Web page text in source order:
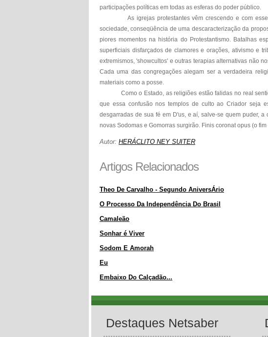
participações políticas em todas as esferas do poder público.
As igrejas protestantes vêm crescendo e com
sociedade, conseqüência de uma descaracterização da
piores momentos na história do Protestantismo. Batalhas
superficiais disfarçados de clamores e orações, ativismo e
extremismos, 'showcultos' e outras terapias alternativas não
Cada uma das congregações alegam ser a verdadeira
materiais como a posse.
Como o Estado, as religiões estão falidas no real
que essa confusão nos templos de culto ao Criador seja
desgarradas de sua fé em D'us, e aí, salve-se quem puder,
novas Sodomas e Gomorras surgirão. Finis coronat opus (o
Autor: HERÁCLITO NEY SUITER
Artigos Relacionados
Theo De Carvalho - Segundo AniversÁrio
O Processo Da Independência Do Brasil
Camaleão
Sonhar é Viver
Sodom E Amorah
Eu
Embaixo Do Calçadão...
Destaques Netsaber